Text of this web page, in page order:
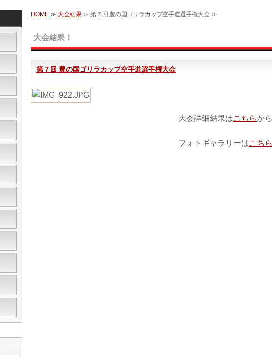
HOME ≫ 大会結果 ≫ 第７回 豊の国ゴリラカップ空手道選手権大会 ≫
大会結果！
第７回 豊の国ゴリラカップ空手道選手権大会
大会詳細結果はこちらから
フォトギャラリーはこちら